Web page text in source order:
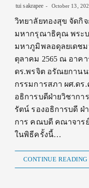
tui sakrapee October 13,
วิทยาลัยทองสุข จัดกิ
มหากรุณาธิคุณ พระบ
มหาภูมิพลอดุลยเดช
ตุลาคม 2565 ณ อาค
ดร.พรจิต อรัณยกาน
กรรมการสภา ผศ.ด
อธิการบดีฝ่ายวิชากา
รัตน์ รองอธิการบดี ฝ่
การ คณบดี คณาจาร
ในพิธีครั้งนี้…
CONTINUE READING